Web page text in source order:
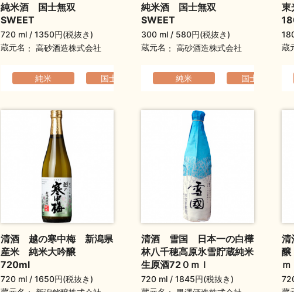
元旦祝い酒 母の日ギフト 敬老の日ギフト クリス
すっきり 爽やか 元旦祝い酒 母の日ギフト
純米酒 国士無双
SWEET
720 ml
1350円(税抜き)
蔵元名
高砂酒造株式会社
純米 国士無双 さっぱり 爽やか
純米酒 国士無双
SWEET
300 ml
580円(税抜き)
蔵元名
高砂酒造株式会社
純米 国士無双
蔵
清酒 越の寒中梅 新潟県
産米 純米大吟醸
720ml
720 ml
1650円(税抜き)
清酒 雪国 日本一の白樺
林八千穂高原氷雪貯蔵純米
生原酒72０ｍｌ
720 ml
1845円(税抜き)
ｍ